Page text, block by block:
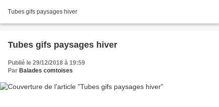
Tubes gifs paysages hiver
Tubes gifs paysages hiver
Publié le 29/12/2018 à 19:59
Par Balades comtoises